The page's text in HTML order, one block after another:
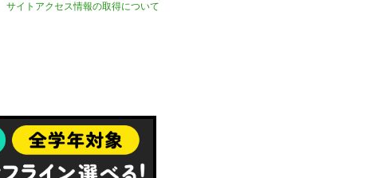
サイトアクセス情報の取得について